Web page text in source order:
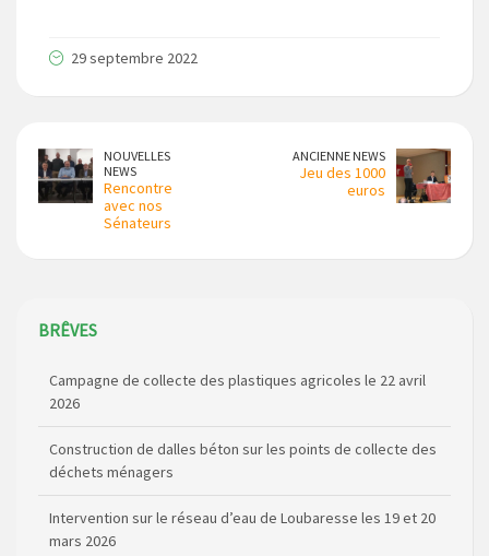
29 septembre 2022
NOUVELLES
NEWS
Rencontre
avec nos
Sénateurs
ANCIENNE NEWS
Jeu des 1000
euros
BRÊVES
Campagne de collecte des plastiques agricoles le 22 avril
2026
Construction de dalles béton sur les points de collecte des
déchets ménagers
Intervention sur le réseau d’eau de Loubaresse les 19 et 20
mars 2026